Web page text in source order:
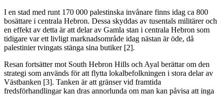
I en stad med runt 170 000 palestinska invånare finns idag ca 800
bosättare i centrala Hebron. Dessa skyddas av tusentals militärer och
en effekt av detta är att delar av Gamla stan i centrala Hebron som
tidigare var ett livligt marknadsområde idag nästan är öde, då
palestinier tvingats stänga sina butiker [2].
Resan fortsätter mot South Hebron Hills och Ayal berättar om den
strategi som används för att flytta lokalbefolkningen i stora delar av
Västbanken [3]. Tanken är att gränser vid framtida
fredsförhandlingar kan dras annorlunda om man kan påvisa att inga